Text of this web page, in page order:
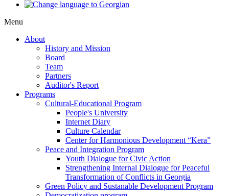
Menu
About
History and Mission
Board
Team
Partners
Auditor's Report
Programs
Cultural-Educational Program
People's University
Internet Diary
Culture Calendar
Center for Harmonious Development “Kera”
Peace and Integration Program
Youth Dialogue for Civic Action
Strengthening Internal Dialogue for Peaceful
Transformation of Conflicts in Georgia
Green Policy and Sustanable Development Program